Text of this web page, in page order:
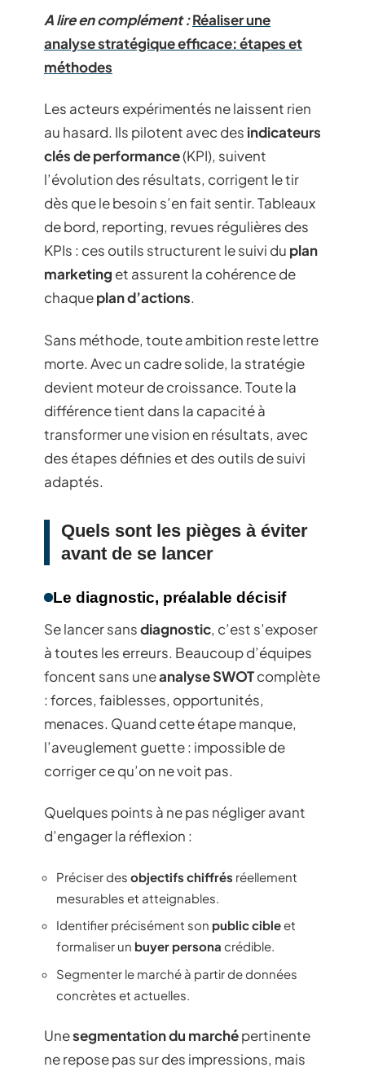
A lire en complément :Réaliser une
analyse stratégique efficace: étapes et
méthodes
Les acteurs expérimentés ne laissent rien
au hasard. Ils pilotent avec des indicateurs
clés de performance(KPI), suivent
l’évolution des résultats, corrigent le tir
dès que le besoin s’en fait sentir. Tableaux
de bord, reporting, revues régulières des
KPIs : ces outils structurent le suivi du plan
marketing et assurent la cohérence de
chaqueplan d’actions.
Sans méthode, toute ambition reste lettre
morte. Avec un cadre solide, la stratégie
devient moteur de croissance. Toute la
différence tient dans la capacité à
transformer une vision en résultats, avec
des étapes définies et des outils de suivi
adaptés.
Quels sont les pièges à éviter
avant de se lancer
Le diagnostic, préalable décisif
Se lancer sansdiagnostic, c’est s’exposer
à toutes les erreurs. Beaucoup d’équipes
foncent sans uneanalyse SWOTcomplète
: forces, faiblesses, opportunités,
menaces. Quand cette étape manque,
l’aveuglement guette : impossible de
corriger ce qu’on ne voit pas.
Quelques points à ne pas négliger avant
d’engager la réflexion :
Préciser des objectifs chiffrés réellement
mesurables et atteignables.
Identifier précisément son public cibleet
formaliser un buyer persona crédible.
Segmenter le marché à partir de données
concrètes et actuelles.
Unesegmentation du marchépertinente
ne repose pas sur des impressions, mais